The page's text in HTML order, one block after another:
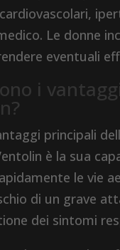
Le donne
eventuali
i
principali
è la sua
le vie
di un grave
dei sintomi